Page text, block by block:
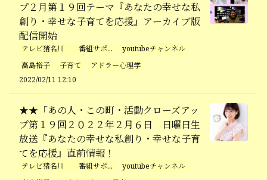
プ２月第１９回テーマ『あなたの幸せな私
創り・幸せな子育てを応援』アーカイブ版
配信開始
テレビ猪名川 番組サポ...
youtubeチャンネル
高島裕子
子育て
アドラー心理学
2022/02/11 12:10
★★「あの人・この町・活動クローズアッ
プ第１９回２０２２年２月６日 日曜日生
放送『あなたの幸せな私創り・幸せな子育
てを応援』直前情報！
テレビ猪名川 番組サポ...
youtubeチャンネル